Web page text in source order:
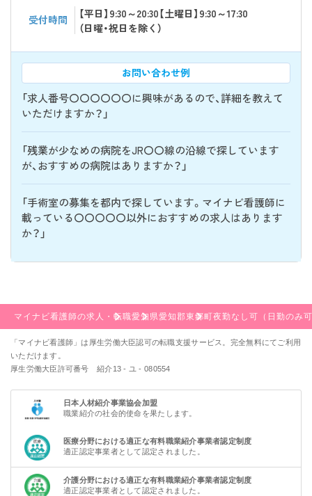
受付時間
【平日】9:30～20:30【土曜日】9:30～17:30
（日曜・祝日を除く）
お問い合わせ例
「求人番号〇〇〇〇〇〇に興味があるので、詳細を教えて
いただけますか？」
「残業が少なめの病院をJR〇〇線の沿線で探しています
が、おすすめの病院はありますか？」
「手術室の募集を都内で探しています。マイナビ看護師に
載っている〇〇〇〇〇以外におすすめの求人はあります
か？」
マイナビ看護師の求人・転職愛知県愛知郡東郷町夜勤なし可（日勤のみ
「マイナビ看護師」は厚生労働大臣認可の転職支援サービス。完全無料にてご利用
いただけます。
厚生労働大臣許可番号 紹介13 - ユ - 080554
日本人材紹介事業協会加盟
職業紹介の社会的使命を果たします。
医療分野における適正な有料職業紹介事業者認定制度
適正認定事業者として認定されました。
介護分野における適正な有料職業紹介事業者認定制度
適正認定事業者として認定されました。